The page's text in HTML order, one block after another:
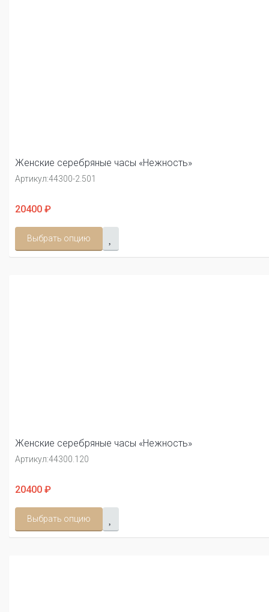
Женские серебряные часы «Нежность»
Артикул:44300-2.501
20400 ₽
Выбрать опцию
Женские серебряные часы «Нежность»
Артикул:44300.120
20400 ₽
Выбрать опцию